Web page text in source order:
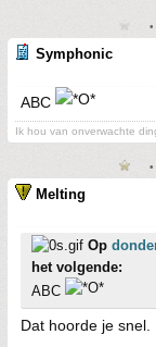
Symphonic
ABC
Ik hou van onverwachte
Melting
Op
het volgende:
ABC
Dat hoorde je snel.